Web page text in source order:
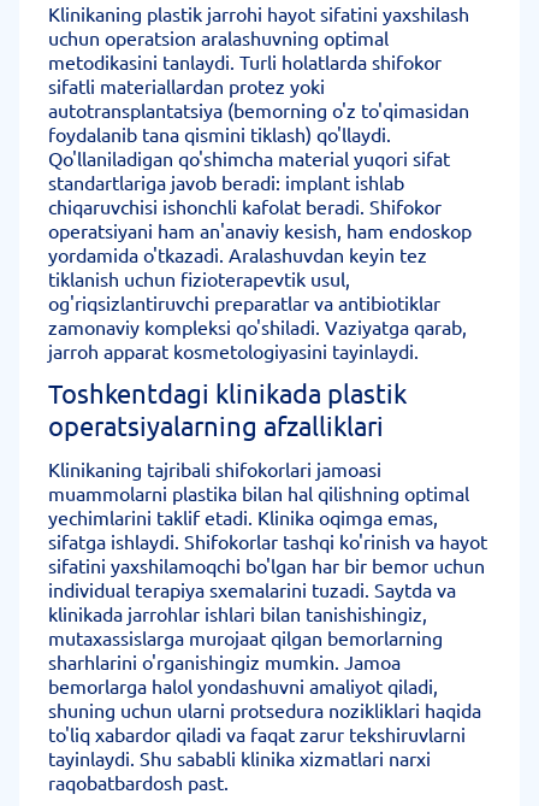
Klinikaning plastik jarrohi hayot sifatini yaxshilash
uchun operatsion aralashuvning optimal
metodikasini tanlaydi. Turli holatlarda shifokor
sifatli materiallardan protez yoki
autotransplantatsiya (bemorning o'z to'qimasidan
foydalanib tana qismini tiklash) qo'llaydi.
Qo'llaniladigan qo'shimcha material yuqori sifat
standartlariga javob beradi: implant ishlab
chiqaruvchisi ishonchli kafolat beradi. Shifokor
operatsiyani ham an'anaviy kesish, ham endoskop
yordamida o'tkazadi. Aralashuvdan keyin tez
tiklanish uchun fizioterapevtik usul,
og'riqsizlantiruvchi preparatlar va antibiotiklar
zamonaviy kompleksi qo'shiladi. Vaziyatga qarab,
jarroh apparat kosmetologiyasini tayinlaydi.
Toshkentdagi klinikada plastik
operatsiyalarning afzalliklari
Klinikaning tajribali shifokorlari jamoasi
muammolarni plastika bilan hal qilishning optimal
yechimlarini taklif etadi. Klinika oqimga emas,
sifatga ishlaydi. Shifokorlar tashqi ko'rinish va hayot
sifatini yaxshilamoqchi bo'lgan har bir bemor uchun
individual terapiya sxemalarini tuzadi. Saytda va
klinikada jarrohlar ishlari bilan tanishishingiz,
mutaxassislarga murojaat qilgan bemorlarning
sharhlarini o'rganishingiz mumkin. Jamoa
bemorlarga halol yondashuvni amaliyot qiladi,
shuning uchun ularni protsedura nozikliklari haqida
to'liq xabardor qiladi va faqat zarur tekshiruvlarni
tayinlaydi. Shu sababli klinika xizmatlari narxi
raqobatbardosh past.